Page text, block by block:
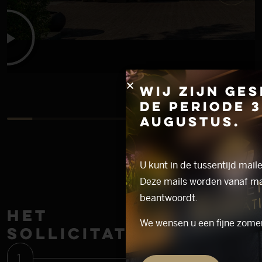
Het
sollicitatieproces
1
Wij zijn
de periode
augustus.
U kunt in de tussentijd
Deze mails worden vanaf
beantwoordt.
We wensen u een fijne